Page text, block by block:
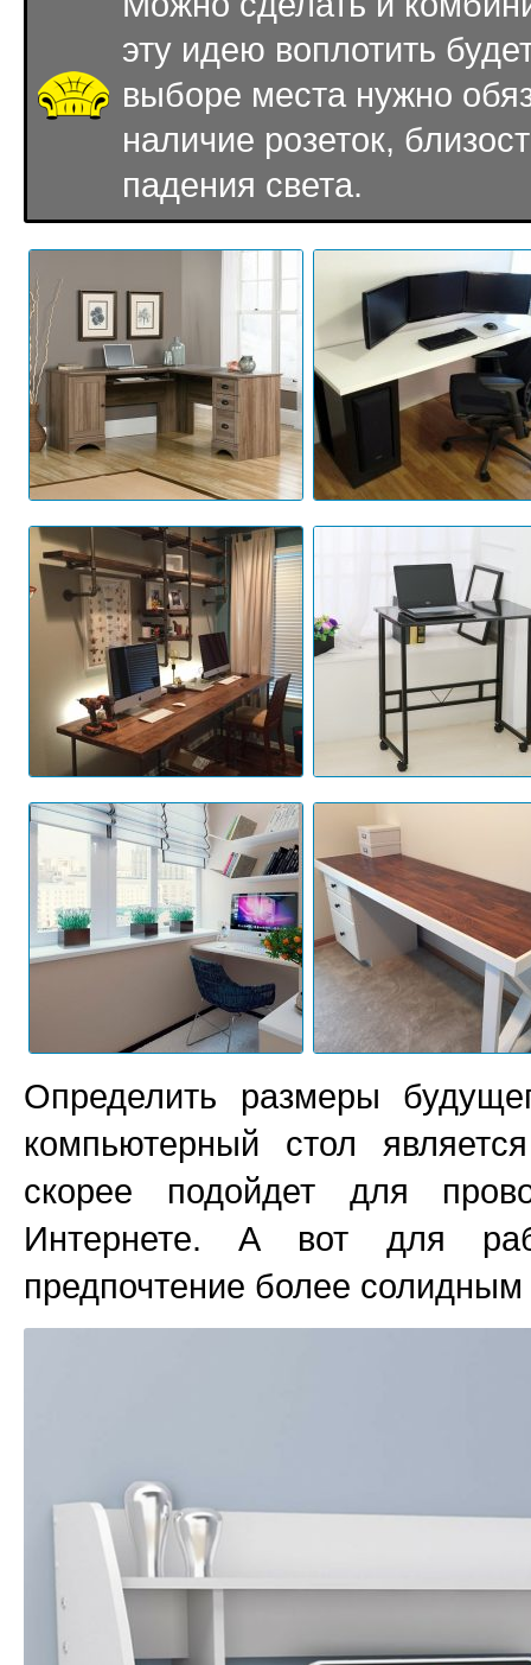
эту идею воплотить
выборе места нужно
наличие розеток,
падения света.
Определить размеры
компьютерный стол
скорее подойдет для
Интернете. А вот для
предпочтение более